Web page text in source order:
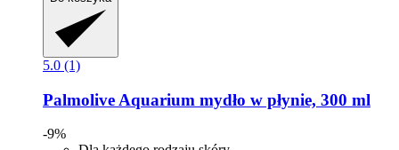
5.0 (1)
Palmolive Aquarium mydło w płynie, 300 ml
-9%